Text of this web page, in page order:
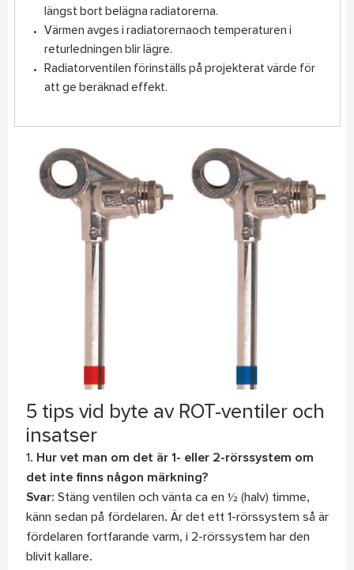
längst bort belägna radiatorerna.
Värmen avges i radiatorernaoch temperaturen i
returledningen blir lägre.
Radiatorventilen förinställs på projekterat värde för
att ge beräknad effekt.
5 tips vid byte av ROT-ventiler och
insatser
1. Hur vet man om det är 1- eller 2-rörssystem om
det inte finns någon märkning?
Svar: Stäng ventilen och vänta ca en ½ (halv) timme,
känn sedan på fördelaren. Är det ett 1-rörssystem så är
fördelaren fortfarande varm, i 2-rörssystem har den
blivit kallare.